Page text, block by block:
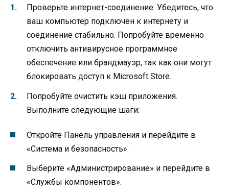
Проверьте интернет-соединение. Убедитесь, что
ваш компьютер подключен к интернету и
соединение стабильно. Попробуйте временно
отключить антивирусное программное
обеспечение или брандмауэр, так как они могут
блокировать доступ к Microsoft Store.
Попробуйте очистить кэш приложения.
Выполните следующие шаги:
Откройте Панель управления и перейдите в
«Система и безопасность».
Выберите «Администрирование» и перейдите в
«Службы компонентов».